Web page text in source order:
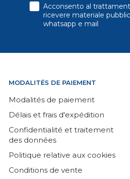
consenso
Acconsento al
ricevere materiale
whatsapp e mail
MODALITÉS DE PAIEMENT
Modalités de paiement
Délais et frais d'expédition
Confidentialité et traitement
des données
Politique relative aux cookies
Conditions de vente